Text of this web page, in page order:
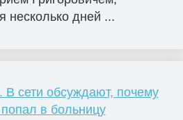
несколько дней ...
В сети обсуждают, почему
в больницу